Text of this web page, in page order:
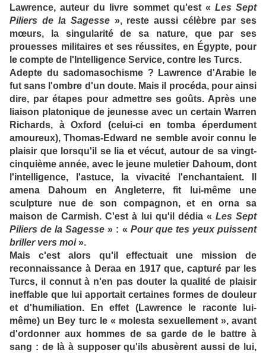
Lawrence, auteur du livre sommet qu'est « Les Sept
Piliers de la Sagesse», reste aussi célèbre par ses
mœurs, la singularité de sa nature, que par ses
prouesses militaires et ses réussites, en Égypte, pour
le compte de l'Intelligence Service, contre les Turcs.
Adepte du sadomasochisme ? Lawrence d'Arabie le
fut sans l'ombre d'un doute. Mais il procéda, pour ainsi
dire, par étapes pour admettre ses goûts. Après une
liaison platonique de jeunesse avec un certain Warren
Richards, à Oxford (celui-ci en tomba éperdument
amoureux), Thomas-Edward ne semble avoir connu le
plaisir que lorsqu'il se lia et vécut, autour de sa vingt-
cinquième année, avec le jeune muletier Dahoum, dont
l'intelligence, l'astuce, la vivacité l'enchantaient. Il
amena Dahoum en Angleterre, fit lui-même une
sculpture nue de son compagnon, et en orna sa
maison de Carmish. C'est à lui qu'il dédia « Les Sept
Piliers de la Sagesse » : « Pour que tes yeux puissent
briller vers moi».
Mais c'est alors qu'il effectuait une mission de
reconnaissance à Deraa en 1917 que, capturé par les
Turcs, il connut à n'en pas douter la qualité de plaisir
ineffable que lui apportait certaines formes de douleur
et d'humiliation. En effet (Lawrence le raconte lui-
même) un Bey turc le « molesta sexuellement », avant
d'ordonner aux hommes de sa garde de le battre à
sang : de là à supposer qu'ils abusèrent aussi de lui,